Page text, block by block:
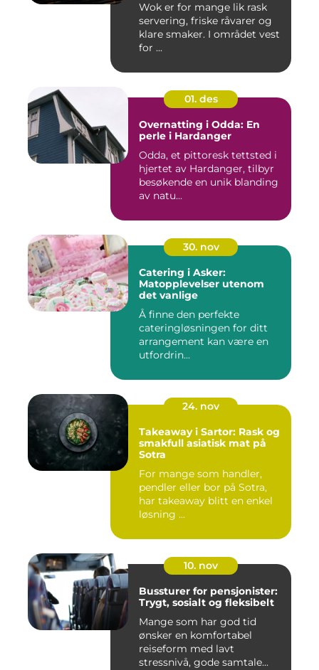
Wok er for mange lik rask
servering, friske råvarer og
klare smaker. I området vest
for ...
01. des
Overnatting i Odda: En
perle i Hardanger
Odda, et pittoresk tettsted i
hjertet av Hardanger, tilbyr
besøkende en unik blanding
av natu...
30. nov
Catering i Asker:
Matopplevelser utenom
det vanlige
Å finne den perfekte
cateringløsningen for ditt
arrangement kan være en
utfordrin...
24. nov
Takeaway i Sartor: Rask og
smakfull asiatisk mat på
Sotra
For mange som handler,
pendler eller bor på Sotra,
har takeaway blitt en enkel
løsning ...
10. nov
Bussturer for pensjonister:
Trygt, sosialt og fleksibelt
Mange som har god tid
ønsker en komfortabel
reiseform med lavt
stressnivå, gode samtale...